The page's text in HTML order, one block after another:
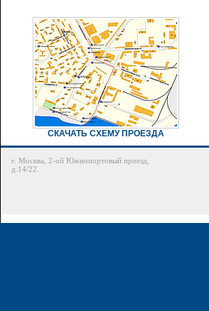
СКАЧАТЬ СХЕМУ ПРОЕЗДА
г. Москва, 2-ой Южнопортовый проезд,
д.14/22.